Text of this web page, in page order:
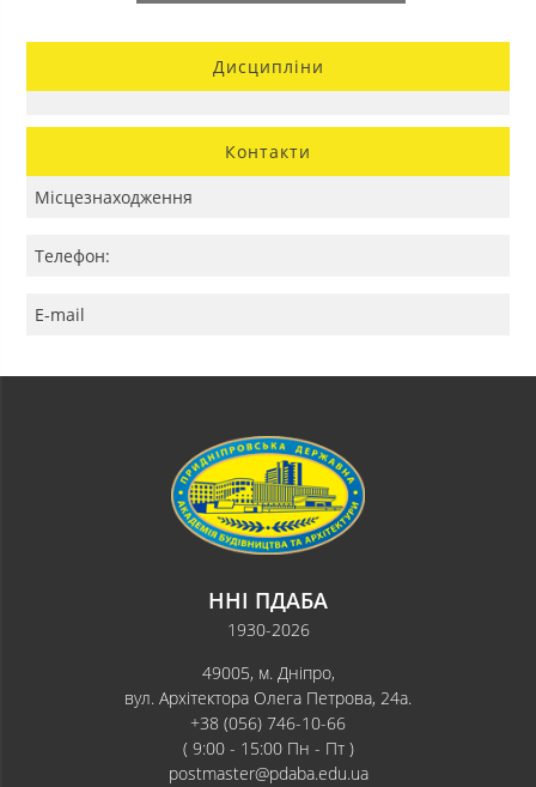
Дисципліни
Контакти
Місцезнаходження
Телефон:
E-mail
ННІ ПДАБА
1930-2026
49005, м. Дніпро,
вул. Архітектора Олега Петрова, 24а.
+38 (056) 746-10-66
( 9:00 - 15:00 Пн - Пт )
postmaster@pdaba.edu.ua